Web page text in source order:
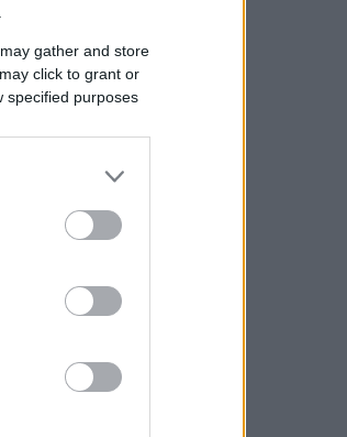
gather and store
click to grant or
specified purposes